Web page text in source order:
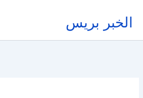
المحتوى
الخبر بريس